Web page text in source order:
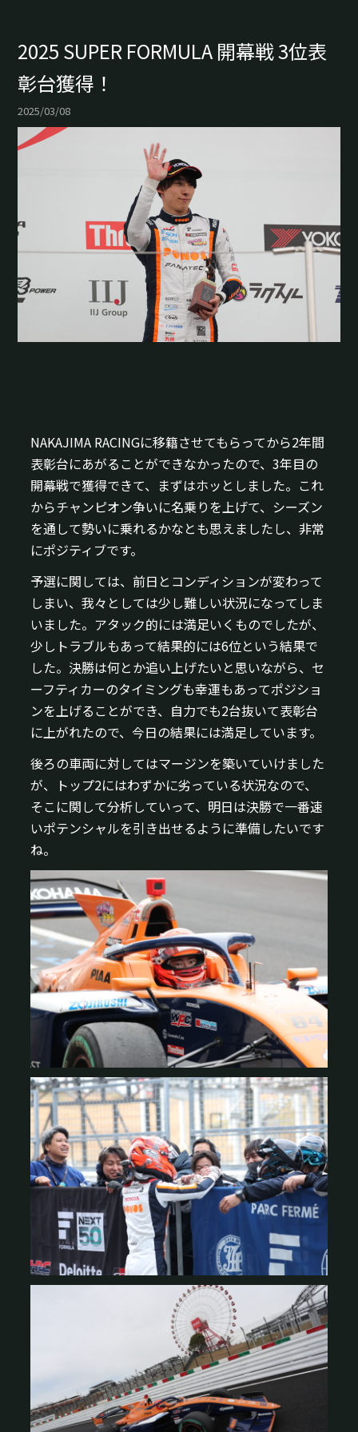
2025 SUPER FORMULA 開幕戦 3位表
彰台獲得！
2025/03/08
NAKAJIMA RACINGに移籍させてもらってから2年間
表彰台にあがることができなかったので、3年目の
開幕戦で獲得できて、まずはホッとしました。これ
からチャンピオン争いに名乗りを上げて、シーズン
を通して勢いに乗れるかなとも思えましたし、非常
にポジティブです。
予選に関しては、前日とコンディションが変わって
しまい、我々としては少し難しい状況になってしま
いました。アタック的には満足いくものでしたが、
少しトラブルもあって結果的には6位という結果で
した。決勝は何とか追い上げたいと思いながら、セ
ーフティカーのタイミングも幸運もあってポジショ
ンを上げることができ、自力でも2台抜いて表彰台
に上がれたので、今日の結果には満足しています。
後ろの車両に対してはマージンを築いていけました
が、トップ2にはわずかに劣っている状況なので、
そこに関して分析していって、明日は決勝で一番速
いポテンシャルを引き出せるように準備したいです
ね。